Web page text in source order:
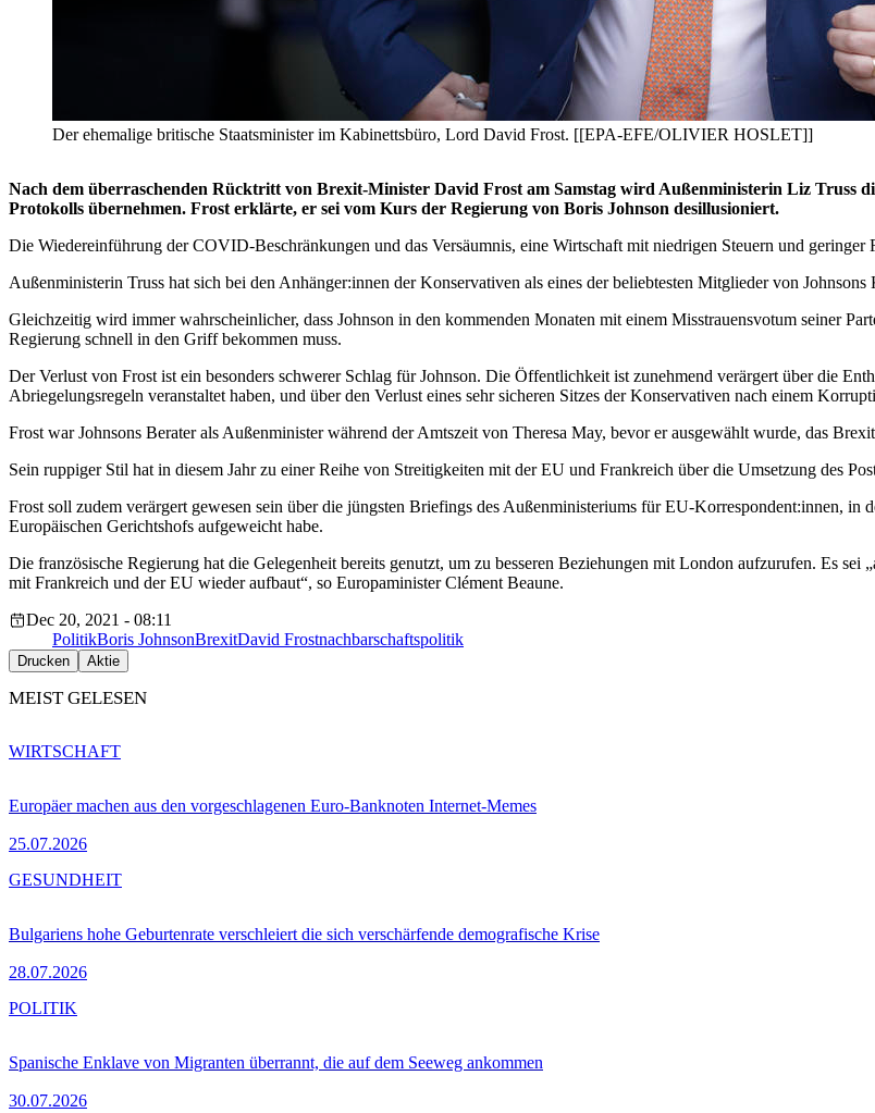
Der ehemalige britische Staatsminister im Kabinettsbüro, Lord David Frost. [[EPA-EFE/OLIVIER HOSLET]]
Nach dem überraschenden Rücktritt von Brexit-Minister David Frost am Samstag wird Außenministerin Liz
Protokolls übernehmen. Frost erklärte, er sei vom Kurs der Regierung von Boris Johnson desillusioniert.
Die Wiedereinführung der COVID-Beschränkungen und das Versäumnis, eine Wirtschaft mit niedrigen Steuern und
Außenministerin Truss hat sich bei den Anhänger:innen der Konservativen als eines der beliebtesten Mitglieder von
Gleichzeitig wird immer wahrscheinlicher, dass Johnson in den kommenden Monaten mit einem Misstrauensvotum seiner
Regierung schnell in den Griff bekommen muss.
Der Verlust von Frost ist ein besonders schwerer Schlag für Johnson. Die Öffentlichkeit ist zunehmend verärgert über die
Abriegelungsregeln veranstaltet haben, und über den Verlust eines sehr sicheren Sitzes der Konservativen nach einem
Frost war Johnsons Berater als Außenminister während der Amtszeit von Theresa May, bevor er ausgewählt wurde, das
Sein ruppiger Stil hat in diesem Jahr zu einer Reihe von Streitigkeiten mit der EU und Frankreich über die Umsetzung des
Frost soll zudem verärgert gewesen sein über die jüngsten Briefings des Außenministeriums für EU-Korrespondent:innen, in
Europäischen Gerichtshofs aufgeweicht habe.
Die französische Regierung hat die Gelegenheit bereits genutzt, um zu besseren Beziehungen mit London aufzurufen. Es
mit Frankreich und der EU wieder aufbaut“, so Europaminister Clément Beaune.
Dec 20, 2021 - 08:11
PolitikBoris JohnsonBrexitDavid Frostnachbarschaftspolitik
Drucken Aktie
MEIST GELESEN
Europäer machen aus den vorgeschlagenen Euro-Banknoten Internet-Memes
25.07.2026
WIRTSCHAFT
Bulgariens hohe Geburtenrate verschleiert die sich verschärfende demografische Krise
28.07.2026
GESUNDHEIT
Spanische Enklave von Migranten überrannt, die auf dem Seeweg ankommen
30.07.2026
POLITIK